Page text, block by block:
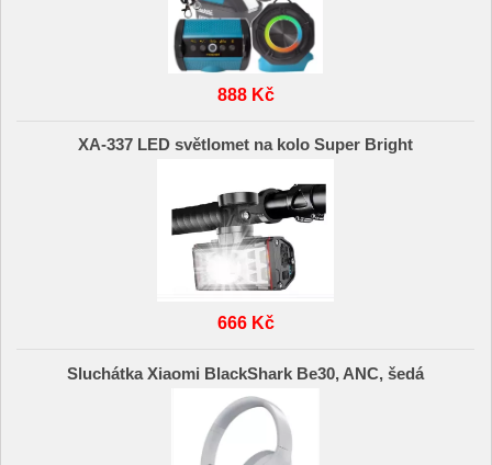
888 Kč
XA-337 LED světlomet na kolo Super Bright
666 Kč
Sluchátka Xiaomi BlackShark Be30, ANC, šedá